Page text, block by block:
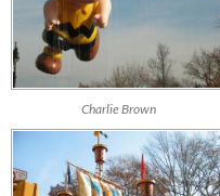
Charlie Brown